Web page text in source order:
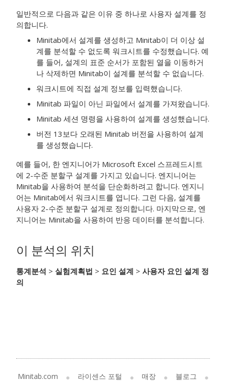
일반적으로 다음과 같은 이유 중 하나로 사용자 설계를 정
의합니다.
Minitab에서 설계를 생성하고 Minitab이 더 이상 설
계를 분석할 수 없도록 워크시트를 수정했습니다. 예
를 들어, 설계의 표준 순서가 포함된 열을 이동하거
나 삭제하면 Minitab이 설계를 분석할 수 없습니다.
워크시트에 직접 설계 정보를 입력했습니다.
Minitab 파일이 아닌 파일에서 설계를 가져왔습니다.
Minitab 세션 명령을 사용하여 설계를 생성했습니다.
버전 13보다 오래된 Minitab 버전을 사용하여 설계
를 생성했습니다.
예를 들어, 한 엔지니어가 Microsoft Excel 스프레드시트
에 2-수준 분할구 설계를 가지고 있습니다. 엔지니어는
Minitab을 사용하여 분석을 단순화하려고 합니다. 엔지니
어는 Minitab에서 워크시트를 엽니다. 그런 다음, 설계를
사용자 2-수준 분할구 설계로 정의합니다. 마지막으로, 엔
지니어는 Minitab을 사용하여 반응 데이터를 분석합니다.
이 분석의 위치
통계분석 > 실험계획법 > 요인 설계 > 사용자 요인 설계 정
의
Minitab.com 라이센스 포털 매장 블로그